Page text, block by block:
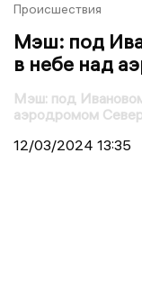
Происшествия
Мэш: под
в небе над
Мэш: под
аэродромом
12/03/2024 13:35